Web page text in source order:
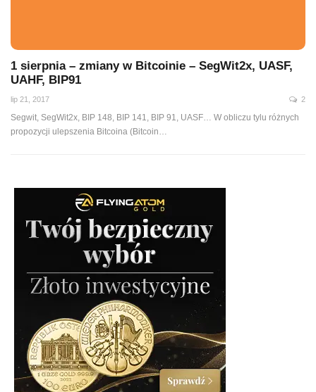
1 sierpnia – zmiany w Bitcoinie – SegWit2x, UASF,
UAHF, BIP91
lip 21, 2017 2
Segwit, SegWit2x, BIP 148, BIP 141, BIP 91, UASF… W obliczu tylu różnych
propozycji ulepszenia Bitcoina (Bitcoin…